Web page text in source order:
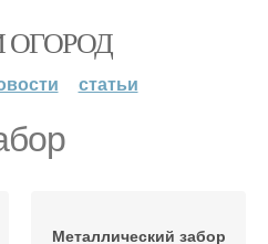
ОГОРОД
статьи
Металлический забор